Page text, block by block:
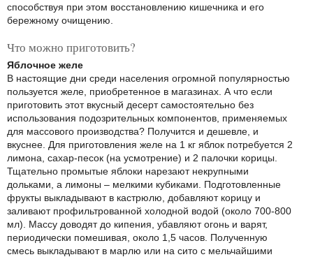
способствуя при этом восстановлению кишечника и его
бережному очищению.
Что можно приготовить?
Яблочное желе
В настоящие дни среди населения огромной популярностью
пользуется желе, приобретенное в магазинах. А что если
приготовить этот вкусный десерт самостоятельно без
использования подозрительных компонентов, применяемых
для массового производства? Получится и дешевле, и
вкуснее. Для приготовления желе на 1 кг яблок потребуется 2
лимона, сахар-песок (на усмотрение) и 2 палочки корицы.
Тщательно промытые яблоки нарезают некрупными
дольками, а лимоны – мелкими кубиками. Подготовленные
фрукты выкладывают в кастрюлю, добавляют корицу и
заливают профильтрованной холодной водой (около 700-800
мл). Массу доводят до кипения, убавляют огонь и варят,
периодически помешивая, около 1,5 часов. Полученную
смесь выкладывают в марлю или на сито с мельчайшими